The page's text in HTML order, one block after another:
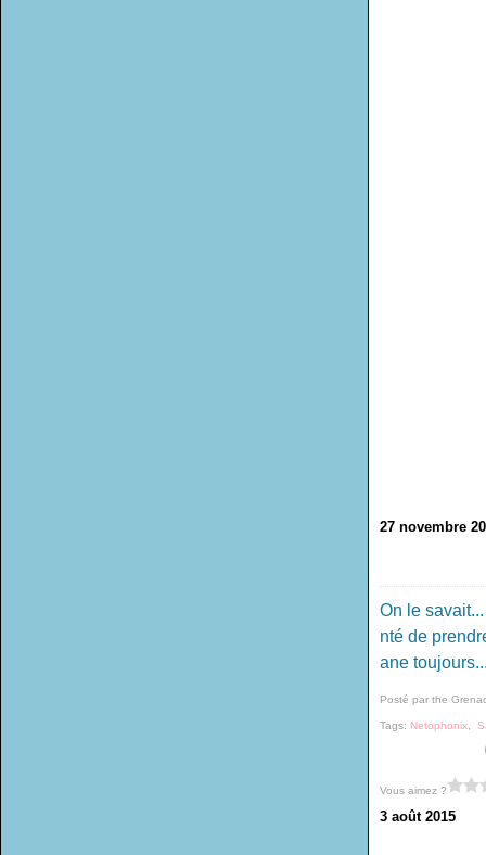
27 novembre
On le
nté de
ane
Posté par the
Tags: Netophonix
Vous aimez ?
3 août 2015